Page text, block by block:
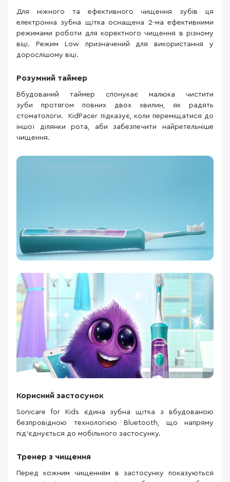
Для ніжного та ефективного чищення зубів ця
електронна зубна щітка оснащена 2-ма ефективними
режимами роботи для коректного чищення в різному
віці. Режим Low призначений для використання у
дорослішому віці.
Розумний таймер
Вбудований таймер спонукає малюка чистити
зуби протягом повних двох хвилин, як радять
стоматологи. KidPacer підказує, коли переміщатися до
іншої ділянки рота, аби забезпечити найретельніше
чищення.
Корисний застосунок
Sonicare for Kids єдина зубна щітка з вбудованою
безпровідною технологією Bluetooth, що напряму
під'єднується до мобільного застосунку.
Тренер з чищення
Перед кожним чищенням в застосунку показуються